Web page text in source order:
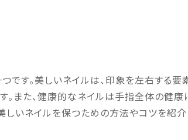
です。美しいネイルは、印象を左右する要
。また、健康的なネイルは手指全体の健康
しいネイルを保つための方法やコツを紹介